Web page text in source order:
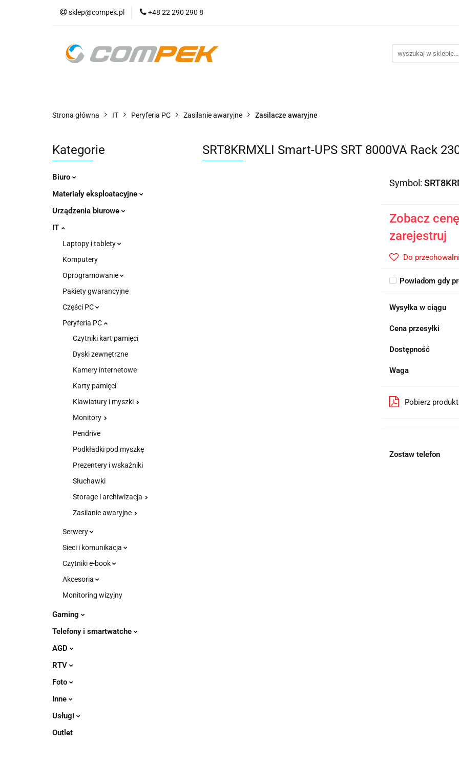
sklep@compek.pl +48 22 290 290 8
O nas
Strona główna IT Peryferia PC Zasilanie awaryjne Zasilacze awaryjne
Kategorie
Biuro
Materiały eksploatacyjne
Urządzenia biurowe
IT
Laptopy i tablety
Komputery
Oprogramowanie
Pakiety gwarancyjne
Części PC
Peryferia PC
Czytniki kart pamięci
Dyski zewnętrzne
Kamery internetowe
Karty pamięci
Klawiatury i myszki
Monitory
Pendrive
Podkładki pod myszkę
Prezentery i wskaźniki
Słuchawki
Storage i archiwizacja
Zasilanie awaryjne
Serwery
Sieci i komunikacja
Czytniki e-book
Akcesoria
Monitoring wizyjny
Gaming
Telefony i smartwatche
AGD
RTV
Foto
Inne
Usługi
Outlet
SRT8KRMXLI Smart-UPS SRT 8000VA Rack
Symbol:
Zobacz
zarejestruj
Do przechowalni
Powiadom gdy
Wysyłka w ciągu
Cena przesyłki
Dostępność
Waga
Pobierz
Zostaw telefon